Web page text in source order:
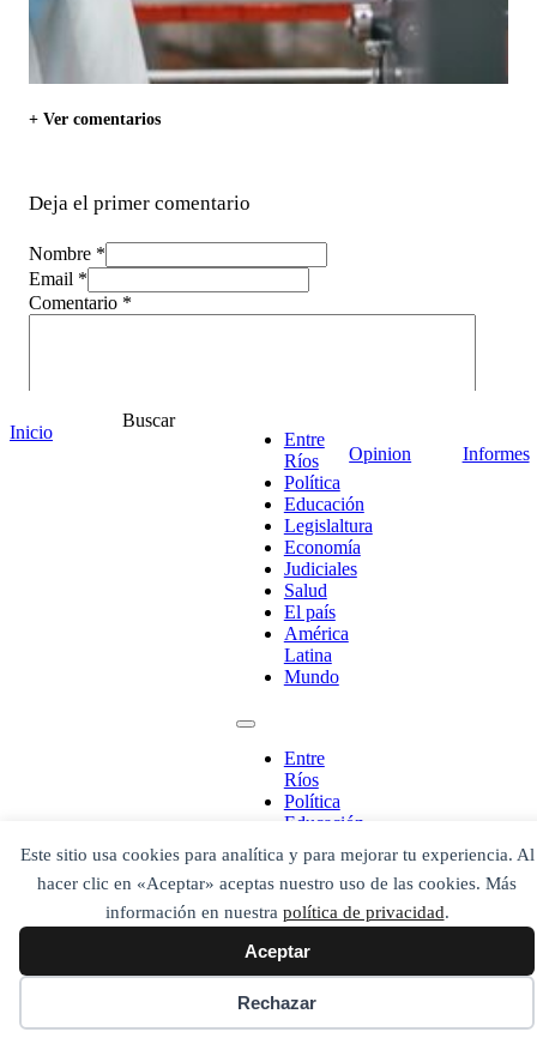
Este sitio usa cookies para analítica y para mejorar tu experiencia. Al
hacer clic en «Aceptar» aceptas nuestro uso de las cookies. Más
información en nuestra política de privacidad.
Aceptar
Rechazar
+ Ver comentarios
Deja el primer comentario
Nombre *
Email *
Comentario *
Inicio
Buscar
Entre
Ríos
Política
Educación
Legislaltura
Economía
Judiciales
Salud
El país
América
Latina
Mundo
Entre
Ríos
Política
Educación
Legislaltura
Economía
Judiciales
Salud
El país
América
Latina
Mundo
Secciones
Opinion Informes
¡Ponete en contacto!
Escribe aquí abajo lo que desees buscar
Buscar
Buscar en el archivo